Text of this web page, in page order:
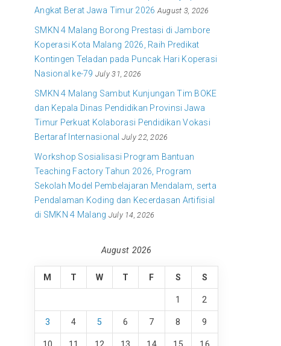
Angkat Berat Jawa Timur 2026 August 3, 2026
SMKN 4 Malang Borong Prestasi di Jambore
Koperasi Kota Malang 2026, Raih Predikat
Kontingen Teladan pada Puncak Hari Koperasi
Nasional ke-79 July 31, 2026
SMKN 4 Malang Sambut Kunjungan Tim BOKE
dan Kepala Dinas Pendidikan Provinsi Jawa
Timur Perkuat Kolaborasi Pendidikan Vokasi
Bertaraf Internasional July 22, 2026
Workshop Sosialisasi Program Bantuan
Teaching Factory Tahun 2026, Program
Sekolah Model Pembelajaran Mendalam, serta
Pendalaman Koding dan Kecerdasan Artifisial
di SMKN 4 Malang July 14, 2026
August 2026
M T W T F S S
1 2
3 4 5 6 7 8 9